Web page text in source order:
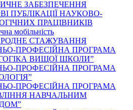
ЗАБЕЗПЕЧЕННЯ
ПУБЛІКАЦІЇ НАУКОВО-
ПРАЦІВНИКІВ
мобільність
СТАЖУВАННЯ
ПРОФЕСІЙНА ПРОГРАМА
ВИЩОЇ ШКОЛИ”
ПРОФЕСІЙНА ПРОГРАМА
ПРОФЕСІЙНА ПРОГРАМА
НАВЧАЛЬНИМ